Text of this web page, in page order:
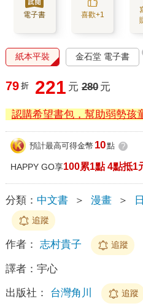
電子書 喜歡+1
紙本平裝 金石堂 電子書
79 折 221 元 280 元
認購希望書包，幫助弱勢孩
預計最高可得金幣 10點 ?
HAPPY GO享100累1點 4點抵1
分類： 中文書 ＞ 漫畫 ＞
追蹤
作者： 志村貴子 追蹤
譯者： 宇心
出版社： 台灣角川 追蹤